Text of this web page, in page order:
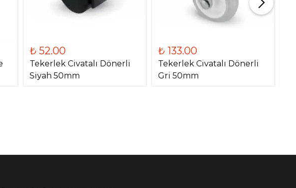
₺ 52.00
Tekerlek Civatalı Dönerli
Siyah 50mm
₺ 133.00
Tekerlek Civatalı Dönerli
Gri 50mm